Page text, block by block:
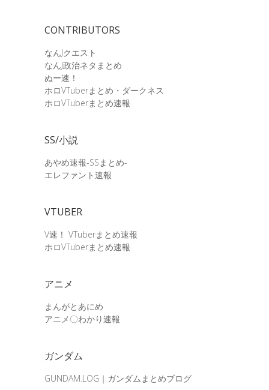
CONTRIBUTORS
なんJクエスト
なんJ政治ネタまとめ
ぬー速！
ホロVTuberまとめ・ダークネス
ホロVTuberまとめ速報
SS/小説
あやめ速報-SSまとめ-
エレファント速報
VTUBER
V速！ VTuberまとめ速報
ホロVTuberまとめ速報
アニメ
まんがとあにめ
アニメ〇わかり速報
ガンダム
GUNDAM.LOG｜ガンダムまとめブログ